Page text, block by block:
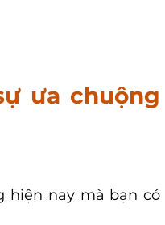
ưa chuộng
hiện nay mà bạn có